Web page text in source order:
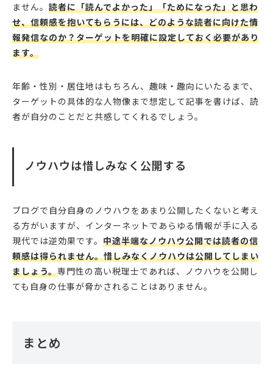
ません。 読者に「読んでよかった」「ためになった」と思わ
せ、信頼感を抱いてもらうには、どのような読者に向けた情
報発信なのか？ターゲットを明確に設定しておく必要があり
ます。
年齢・性別・居住地はもちろん、趣味・趣向にいたるまで、
ターゲットの具体的な人物像まで想定して記事を書けば、読
者が自分のことだと共感してくれるでしょう。
ノウハウは惜しみなく公開する
ブログで自分自身のノウハウをあまり公開したくないと考え
る方がいますが、インターネットであらゆる情報が手に入る
現代では逆効果です。 中途半端なノウハウ公開では読者の信
頼感は得られません。惜しみなくノウハウは公開してしまい
ましょう。専門性の高い税理士であれば、ノウハウを公開し
ても自身の仕事が脅かされることはありません。
まとめ